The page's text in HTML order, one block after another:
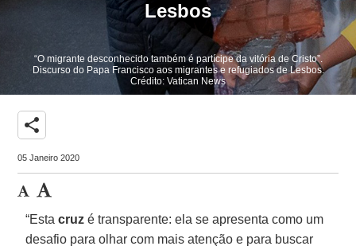
Lesbos
“O migrante desconhecido também é partícipe da vitória de Cristo”.
Discurso do Papa Francisco aos migrantes e refugiados de Lesbos.
Crédito: Vatican News
share
05 Janeiro 2020
“Estacruz é transparente: ela se apresenta como um
desafio para olhar com mais atenção e para buscar